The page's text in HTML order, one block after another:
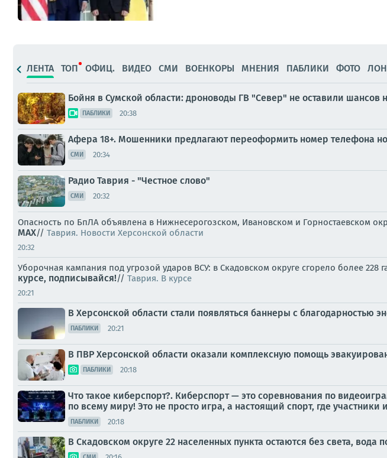
ЛЕНТА ТОП ОФИЦ. ВИДЕО СМИ ВОЕНКОРЫ МНЕНИЯ ПАБЛИКИ ФОТО
Бойня в Сумской области: дроноводы ГВ "Север" не оставили
ПАБЛИКИ 20:38
Афера 18+. Мошенники предлагают переоформить номер телефона
СМИ 20:34
Радио Таврия - "Честное слово"
СМИ 20:32
Опасность по БпЛА объявлена в Нижнесерогозском, Ивановском и Горностаевском
MAX// Таврия. Новости Херсонской области
20:32
Уборочная кампания под угрозой ударов ВСУ: в Скадовском округе сгорело более 228
курсе, подписывайся!// Таврия. В курсе
20:21
В Херсонской области стали появляться баннеры с благодарностью
ПАБЛИКИ 20:21
В ПВР Херсонской области оказали комплексную помощь
ПАБЛИКИ 20:18
Что такое киберспорт?. Киберспорт — это соревнования по
по всему миру! Это не просто игра, а настоящий спорт, где участники
ПАБЛИКИ 20:18
В Скадовском округе 22 населенных пункта остаются без света,